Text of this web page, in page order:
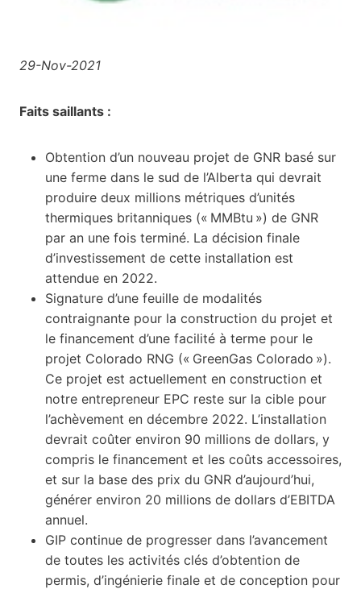
29-Nov-2021
Faits saillants :
Obtention d’un nouveau projet de GNR basé sur
une ferme dans le sud de l’Alberta qui devrait
produire deux millions métriques d’unités
thermiques britanniques (« MMBtu ») de GNR
par an une fois terminé. La décision finale
d’investissement de cette installation est
attendue en 2022.
Signature d’une feuille de modalités
contraignante pour la construction du projet et
le financement d’une facilité à terme pour le
projet Colorado RNG (« GreenGas Colorado »).
Ce projet est actuellement en construction et
notre entrepreneur EPC reste sur la cible pour
l’achèvement en décembre 2022. L’installation
devrait coûter environ 90 millions de dollars, y
compris le financement et les coûts accessoires,
et sur la base des prix du GNR d’aujourd’hui,
générer environ 20 millions de dollars d’EBITDA
annuel.
GIP continue de progresser dans l’avancement
de toutes les activités clés d’obtention de
permis, d’ingénierie finale et de conception pour